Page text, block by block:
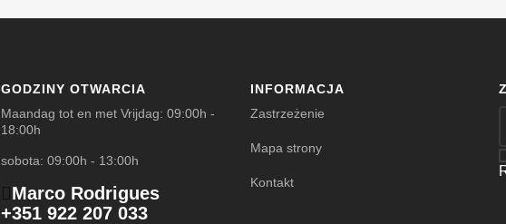
GODZINY OTWARCIA
Maandag tot en met Vrijdag: 09:00h -
18:00h
sobota: 09:00h - 13:00h
Marco Rodrigues
+351 922 207 033
INFORMACJA
Zastrzeżenie
Mapa strony
Kontakt